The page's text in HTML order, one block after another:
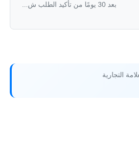
بعد 30 يومًا من تأكيد الطلب ش...
التجارية